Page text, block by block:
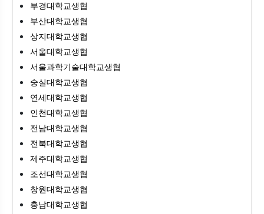
부경대학교생협
부산대학교생협
상지대학교생협
서울대학교생협
서울과학기술대학교생협
숭실대학교생협
연세대학교생협
인천대학교생협
전남대학교생협
전북대학교생협
제주대학교생협
조선대학교생협
창원대학교생협
충남대학교생협